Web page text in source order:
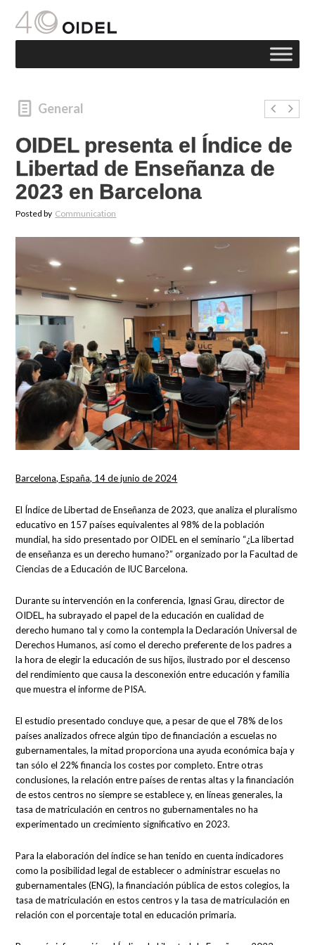
General
OIDEL presenta el Índice de
Libertad de Enseñanza de
2023 en Barcelona
Posted by Communication
Barcelona, España, 14 de junio de 2024
El Índice de Libertad de Enseñanza de 2023, que analiza el pluralismo
educativo en 157 países equivalentes al 98% de la población
mundial, ha sido presentado por OIDEL en el seminario “¿La libertad
de enseñanza es un derecho humano?” organizado por la Facultad de
Ciencias de a Educación de IUC Barcelona.
Durante su intervención en la conferencia, Ignasi Grau, director de
OIDEL, ha subrayado el papel de la educación en cualidad de
derecho humano tal y como la contempla la Declaración Universal de
Derechos Humanos, así como el derecho preferente de los padres a
la hora de elegir la educación de sus hijos, ilustrado por el descenso
del rendimiento que causa la desconexión entre educación y familia
que muestra el informe de PISA.
El estudio presentado concluye que, a pesar de que el 78% de los
países analizados ofrece algún tipo de financiación a escuelas no
gubernamentales, la mitad proporciona una ayuda económica baja y
tan sólo el 22% financia los costes por completo. Entre otras
conclusiones, la relación entre países de rentas altas y la financiación
de estos centros no siempre se establece y, en líneas generales, la
tasa de matriculación en centros no gubernamentales no ha
experimentado un crecimiento significativo en 2023.
Para la elaboración del índice se han tenido en cuenta indicadores
como la posibilidad legal de establecer o administrar escuelas no
gubernamentales (ENG), la financiación pública de estos colegios, la
tasa de matriculación en estos centros y la tasa de matriculación en
relación con el porcentaje total en educación primaria.